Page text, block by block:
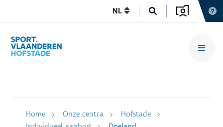
NL
Home Onze centra
Hofstade